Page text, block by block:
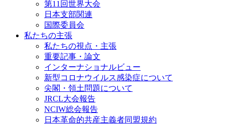
第11回世界大会
日本支部関連
国際委員会
私たちの主張
私たちの視点・主張
重要記事・論文
インターナショナルビュー
新型コロナウイルス感染症について
尖閣・領土問題について
JRCL大会報告
NCIW総会報告
日本革命的共産主義者同盟規約